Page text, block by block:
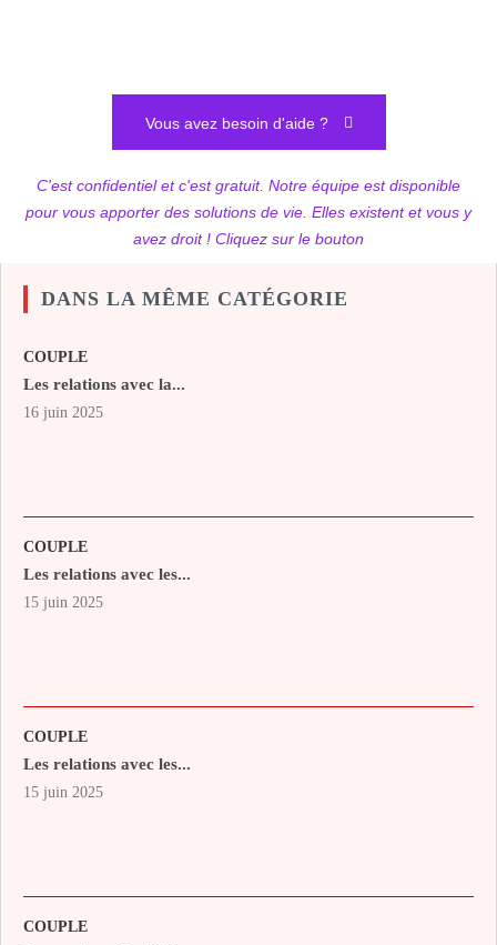
Vous avez besoin d'aide ?
C'est confidentiel et c'est gratuit. Notre équipe est disponible
pour vous apporter des solutions de vie. Elles existent et vous y
avez droit ! Cliquez sur le bouton
DANS LA MÊME CATÉGORIE
COUPLE
Les relations avec la...
16 juin 2025
COUPLE
Les relations avec les...
15 juin 2025
COUPLE
Les relations avec les...
15 juin 2025
COUPLE